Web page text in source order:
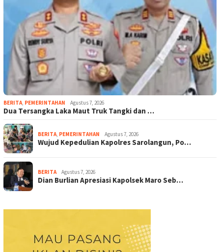
BERITA, PEMERINTAHAN Agustus 7, 2026
Dua Tersangka Laka Maut Truk Tangki dan …
BERITA, PEMERINTAHAN Agustus 7, 2026
Wujud Kepedulian Kapolres Sarolangun, Po…
BERITA Agustus 7, 2026
Dian Burlian Apresiasi Kapolsek Maro Seb…